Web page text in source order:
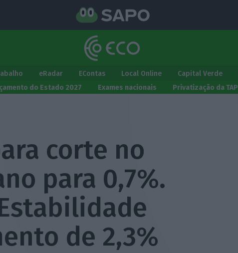
eRadar EContas Local Online Capital Verde
do Estado 2027 Exames nacionais Privatização da TAP
corte no
para 0,7%.
de 2,3%